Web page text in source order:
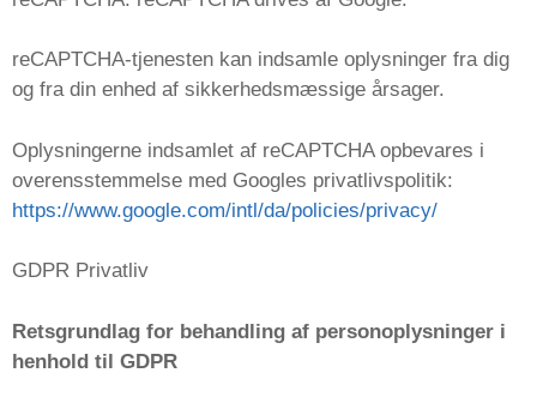
reCAPTCHA-tjenesten kan indsamle oplysninger fra dig
og fra din enhed af sikkerhedsmæssige årsager.
Oplysningerne indsamlet af reCAPTCHA opbevares i
overensstemmelse med Googles privatlivspolitik:
https://www.google.com/intl/da/policies/privacy/
GDPR Privatliv
Retsgrundlag for behandling af personoplysninger i
henhold til GDPR